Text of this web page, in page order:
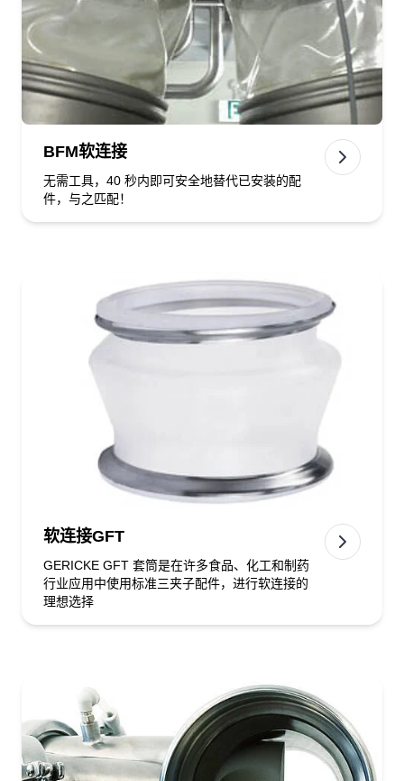
BFM软连接
无需工具，40 秒内即可安全地替代已安装的配
件，与之匹配！
软连接GFT
GERICKE GFT 套筒是在许多食品、化工和制药
行业应用中使用标准三夹子配件，进行软连接的
理想选择